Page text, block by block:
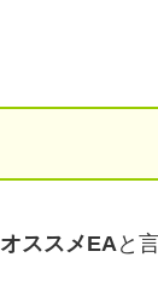
オススメEA と